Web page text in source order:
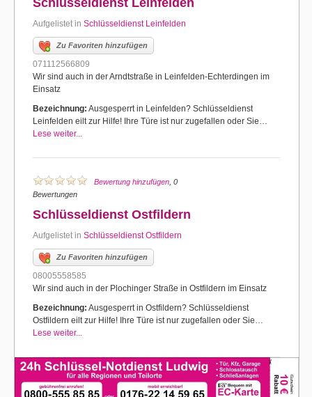
Schlüsseldienst Leinfelden
Aufgelistet in Schlüsseldienst Leinfelden
Zu Favoriten hinzufügen
071112566809
Wir sind auch in der Arndtstraße in Leinfelden-Echterdingen im
Einsatz
Bezeichnung: Ausgesperrt in Leinfelden? Schlüsseldienst
Leinfelden eilt zur Hilfe! Ihre Türe ist nur zugefallen oder Sie…
Lese weiter...
Bewertung hinzufügen , 0
Bewertungen
Schlüsseldienst Ostfildern
Aufgelistet in Schlüsseldienst Ostfildern
Zu Favoriten hinzufügen
08005558585
Wir sind auch in der Plochinger Straße in Ostfildern im Einsatz
Bezeichnung: Ausgesperrt in Ostfildern? Schlüsseldienst
Ostfildern eilt zur Hilfe! Ihre Türe ist nur zugefallen oder Sie…
Lese weiter...